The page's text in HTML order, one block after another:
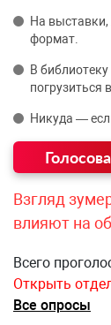
На
формат.
В
погрузиться
Никуда —
Взгляд
влияют на
Всего
Открыть
Все опросы